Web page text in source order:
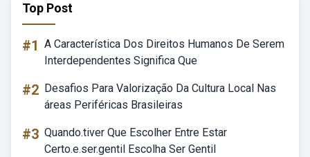
Top Post
#1 A Característica Dos Direitos Humanos De Serem
Interdependentes Significa Que
#2 Desafios Para Valorização Da Cultura Local Nas
áreas Periféricas Brasileiras
#3 Quando.tiver Que Escolher Entre Estar
Certo.e.ser.gentil Escolha Ser Gentil